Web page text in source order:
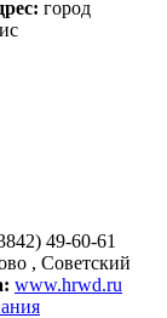
город
49-60-61
, Советский
www.hrwd.ru